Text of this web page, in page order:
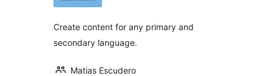
Create content for any primary and
secondary language.
Matias Escudero